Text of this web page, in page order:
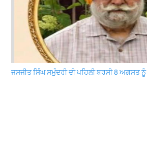
ਜਸਜੀਤ ਸਿੰਘ ਸਮੁੰਦਰੀ ਦੀ ਪਹਿਲੀ ਬਰਸੀ 8 ਅਗਸਤ ਨੂੰ